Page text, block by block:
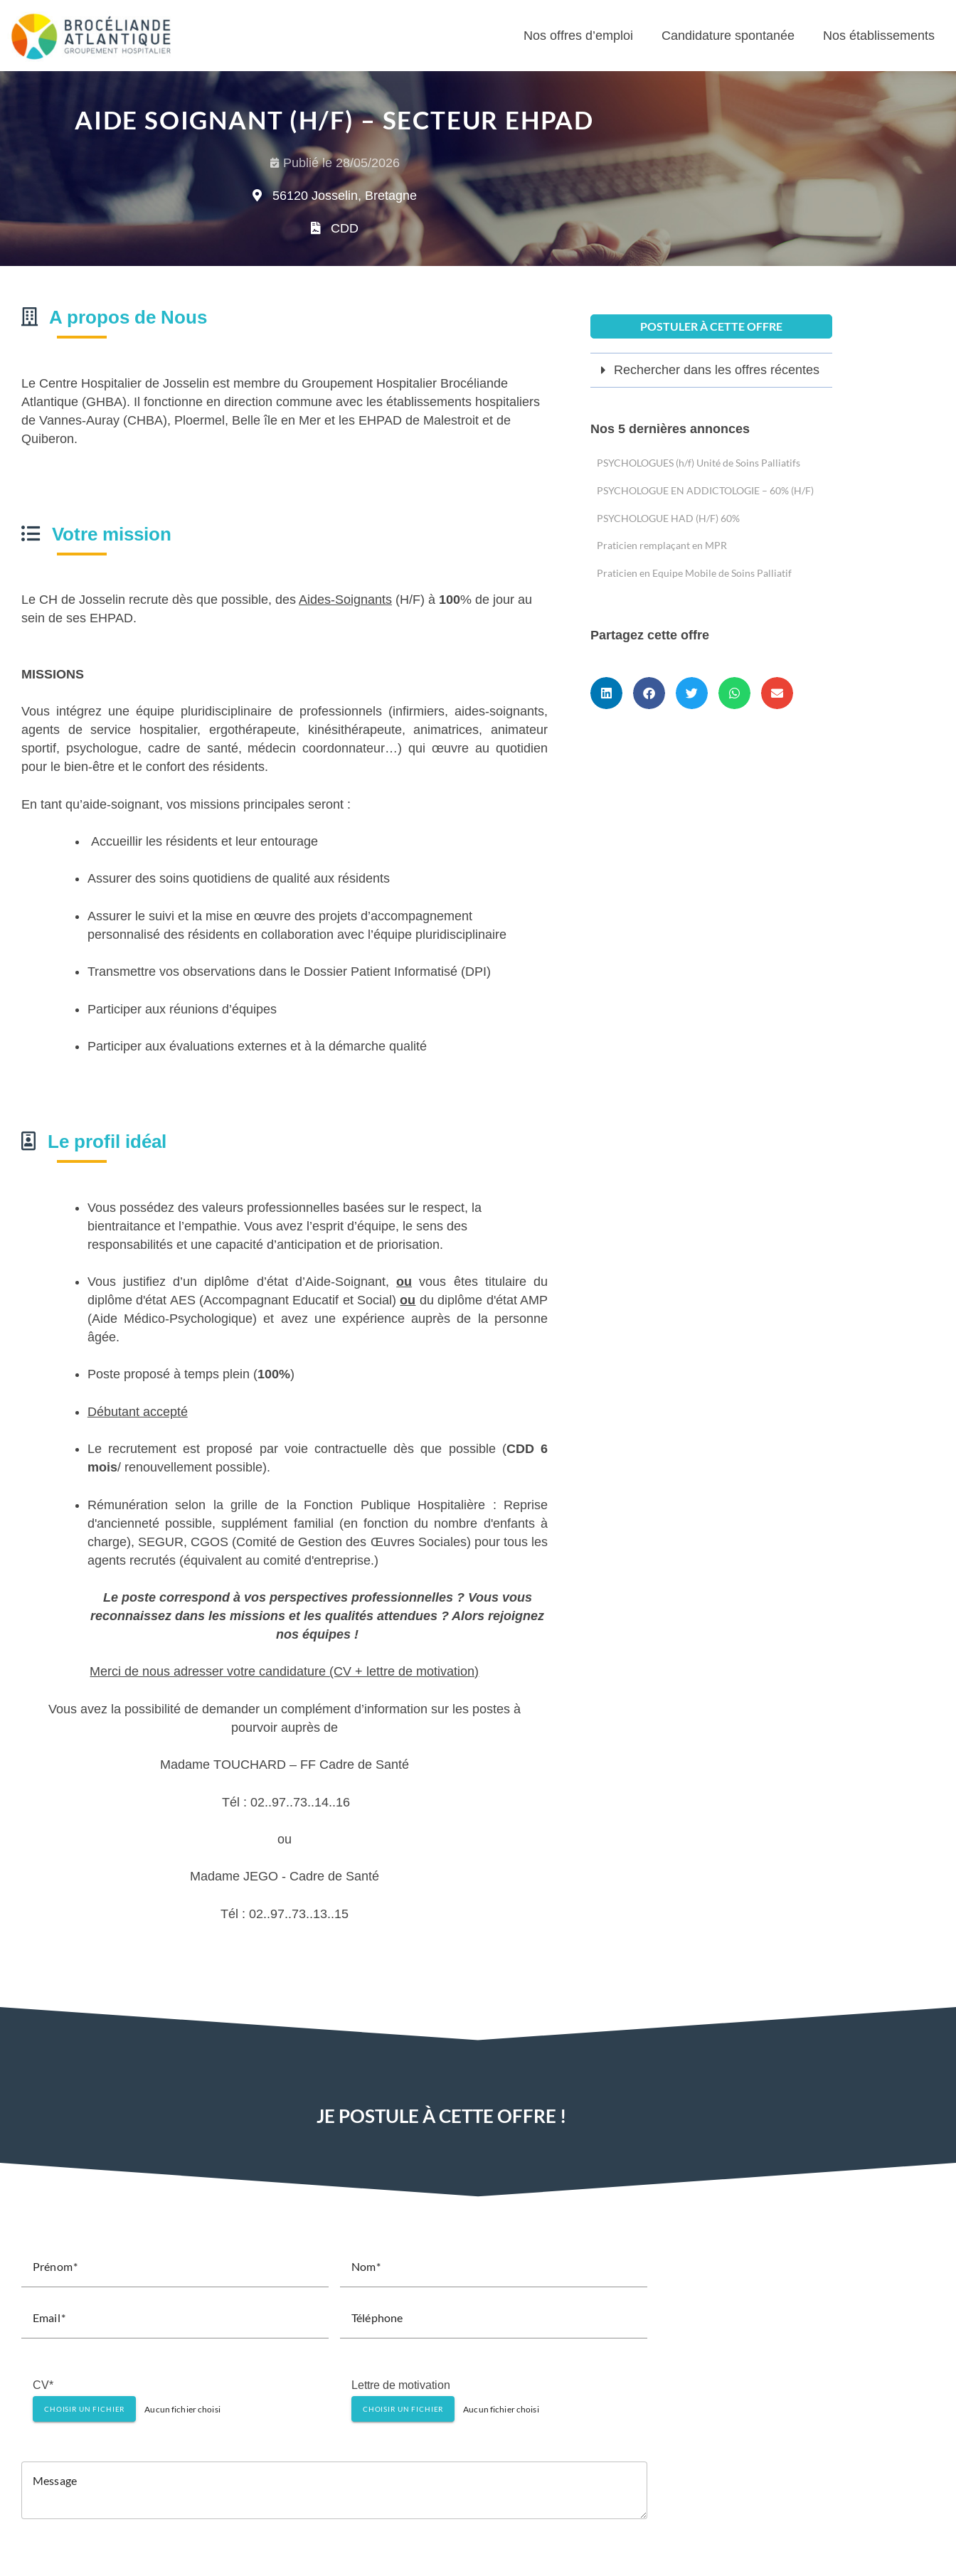
Nos offres d’emploi Candidature spontanée Nos établissements
AIDE SOIGNANT (H/F) – SECTEUR EHPAD
Publié le28/05/2026
56120 Josselin, Bretagne
CDD
A propos de Nous
Le Centre Hospitalier de Josselin est membre du Groupement Hospitalier Brocéliande
Atlantique (GHBA). Il fonctionne en direction commune avec les établissements hospitaliers
de Vannes-Auray (CHBA), Ploermel, Belle île en Mer et les EHPAD de Malestroit et de
Quiberon.
Votre mission
Le CH de Josselin recrute dès que possible, des Aides-Soignants (H/F) à 100% de jour au
sein de ses EHPAD.
MISSIONS
Vous intégrez une équipe pluridisciplinaire de professionnels (infirmiers, aides-soignants,
agents de service hospitalier, ergothérapeute, kinésithérapeute, animatrices, animateur
sportif, psychologue, cadre de santé, médecin coordonnateur…) qui œuvre au quotidien
pour le bien-être et le confort des résidents.
En tant qu’aide-soignant, vos missions principales seront :
Accueillir les résidents et leur entourage
Assurer des soins quotidiens de qualité aux résidents
Assurer le suivi et la mise en œuvre des projets d’accompagnement
personnalisé des résidents en collaboration avec l’équipe pluridisciplinaire
Transmettre vos observations dans le Dossier Patient Informatisé (DPI)
Participer aux réunions d’équipes
Participer aux évaluations externes et à la démarche qualité
Le profil idéal
Vous possédez des valeurs professionnelles basées sur le respect, la
bientraitance et l’empathie. Vous avez l’esprit d’équipe, le sens des
responsabilités et une capacité d’anticipation et de priorisation.
Vous justifiez d’un diplôme d’état d’Aide-Soignant,ou vous êtes titulaire du
diplôme d'état AES (Accompagnant Educatif et Social)ou du diplôme d'état AMP
(Aide Médico-Psychologique) et avez une expérience auprès de la personne
âgée.
Poste proposé à temps plein (100%)
Débutant accepté
Le recrutement est proposé par voie contractuelle dès que possible (CDD 6
mois/ renouvellement possible).
Rémunération selon la grille de la Fonction Publique Hospitalière : Reprise
d'ancienneté possible, supplément familial (en fonction du nombre d'enfants à
charge), SEGUR, CGOS (Comité de Gestion des Œuvres Sociales) pour tous les
agents recrutés (équivalent au comité d'entreprise.)
Le poste correspond à vos perspectives professionnelles ? Vous vous
reconnaissez dans les missions et les qualités attendues ? Alors rejoignez
nos équipes !
Merci de nous adresser votre candidature (CV + lettre de motivation)
Vous avez la possibilité de demander un complément d’information sur les postes à
pourvoir auprès de
Madame TOUCHARD – FF Cadre de Santé
Tél : 02..97..73..14..16
ou
Madame JEGO - Cadre de Santé
Tél : 02..97..73..13..15
POSTULER À CETTE OFFRE
Rechercher dans les offres récentes
Nos 5 dernières annonces
PSYCHOLOGUES (h/f) Unité de Soins Palliatifs
PSYCHOLOGUE EN ADDICTOLOGIE – 60% (H/F)
PSYCHOLOGUE HAD (H/F) 60%
Praticien remplaçant en MPR
Praticien en Equipe Mobile de Soins Palliatif
Partagez cette offre
JE POSTULE À CETTE OFFRE !
Prénom Nom
Email Téléphone
CV*
CHOISIR UN FICHIER Aucun fichier choisi
Lettre de motivation
CHOISIR UN FICHIER Aucun fichier choisi
Message